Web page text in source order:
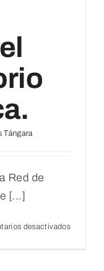
Tángara
Red de
[...]
desactivadosen